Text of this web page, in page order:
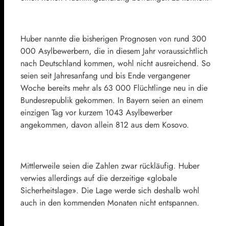
Huber nannte die bisherigen Prognosen von rund 300
000 Asylbewerbern, die in diesem Jahr voraussichtlich
nach Deutschland kommen, wohl nicht ausreichend. So
seien seit Jahresanfang und bis Ende vergangener
Woche bereits mehr als 63 000 Flüchtlinge neu in die
Bundesrepublik gekommen. In Bayern seien an einem
einzigen Tag vor kurzem 1043 Asylbewerber
angekommen, davon allein 812 aus dem Kosovo.
Mittlerweile seien die Zahlen zwar rückläufig. Huber
verwies allerdings auf die derzeitige «globale
Sicherheitslage». Die Lage werde sich deshalb wohl
auch in den kommenden Monaten nicht entspannen.